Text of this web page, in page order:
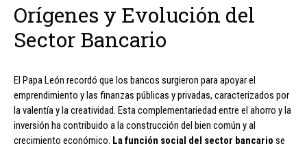
Orígenes y Evolución del
Sector Bancario
El Papa León recordó que los bancos surgieron para apoyar el
emprendimiento y las finanzas públicas y privadas, caracterizados por
la valentía y la creatividad. Esta complementariedad entre el ahorro y la
inversión ha contribuido a la construcción del bien común y al
crecimiento económico. La función social del sector bancario se